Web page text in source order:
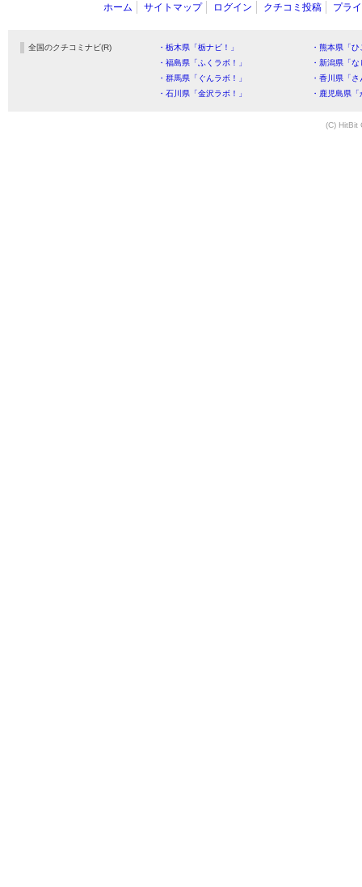
ホーム サイトマップ ログイン クチコミ投稿 プラ
全国のクチコミナビ(R) ・栃木県「栃ナビ！」
・熊本県「
・福島県「ふくラボ！」
・新潟県「
・群馬県「ぐんラボ！」
・香川県「
・石川県「金沢ラボ！」
・鹿児島県
(C) HitBit